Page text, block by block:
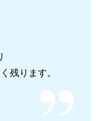
残ります。